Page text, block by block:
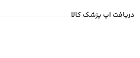
دریافت اپ پزشک کالا